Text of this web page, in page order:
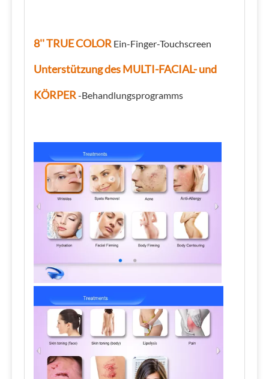
8'' TRUE COLOR Ein-Finger-Touchscreen
Unterstützung des MULTI-FACIAL- und
KÖRPER-Behandlungsprogramms